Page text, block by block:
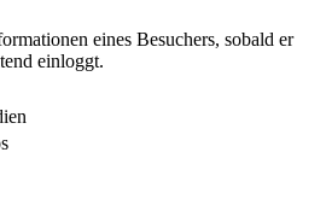
eines Besuchers, sobald er
einloggt.